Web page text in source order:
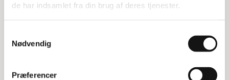
de har indsamlet fra din brug af deres tjenester.
Nødvendig
Præferencer